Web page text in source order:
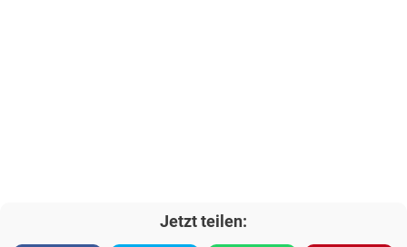
Jetzt teilen: